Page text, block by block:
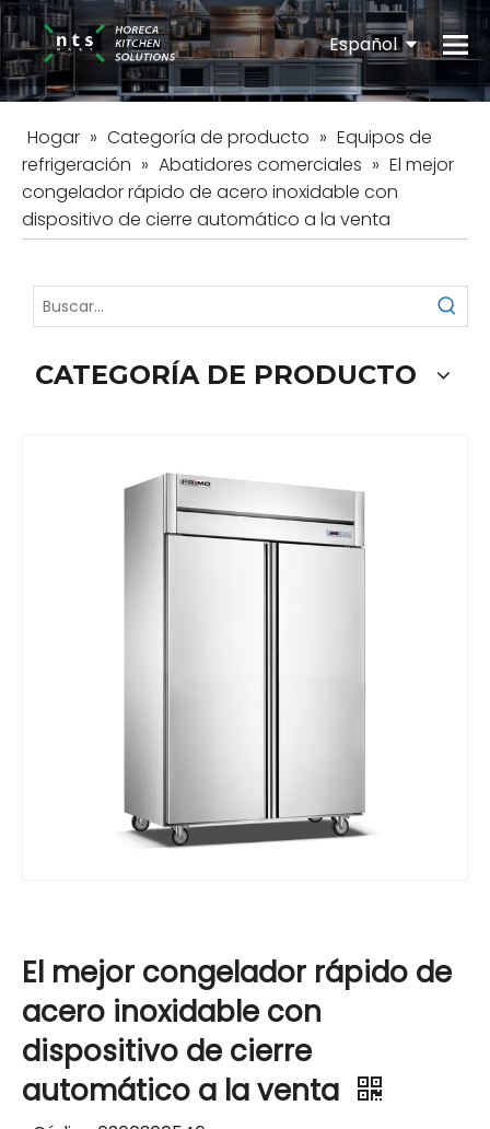
Español
English
Hogar » Categoría de producto » Equipos de
refrigeración » Abatidores comerciales » El mejor
congelador rápido de acero inoxidable con
dispositivo de cierre automático a la venta
CATEGORÍA DE PRODUCTO
El mejor congelador rápido de
acero inoxidable con
dispositivo de cierre
automático a la venta